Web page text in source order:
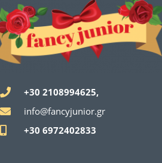
+30 2108994625,
info@fancyjunior.gr
+30 6972402833